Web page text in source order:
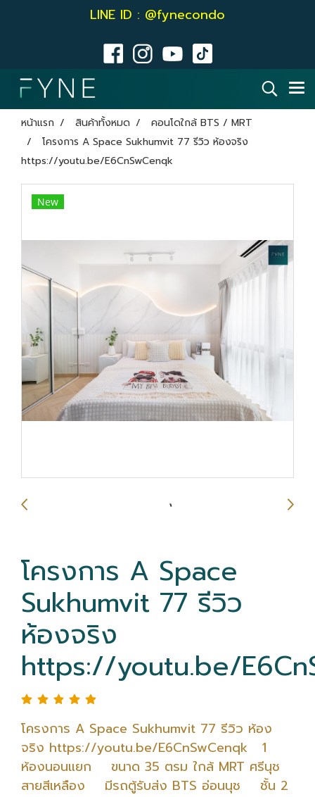
LINE ID : @fynecondo
หน้าแรก สินค้าทั้งหมด
คอนโดใกล้ BTS / MRT
โครงการ A Space Sukhumvit 77 รีวิว ห้องจริง
https://youtu.be/E6CnSwCenqk
New
โครงการ A Space
Sukhumvit 77 รีวิว
ห้องจริง
https://youtu.be/
โครงการ A Space Sukhumvit 77 รีวิว ห้อง
จริง https://youtu.be/E6CnSwCenqk 1
ห้องนอนแยก ขนาด 35 ตรม ใกล้ MRT ศรีนุช
สายสีเหลือง มีรถตู้รับส่ง BTS อ่อนนุช ชั้น 2